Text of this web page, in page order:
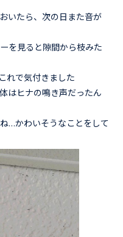
いたら、次の日また音が
を見ると隙間から枝みた
れで気付きました
はヒナの鳴き声だったん
…かわいそうなことをして